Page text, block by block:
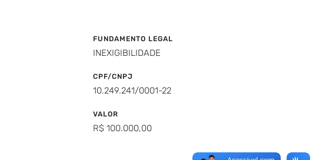
FUNDAMENTO LEGAL
INEXIGIBILIDADE
CPF/CNPJ
10.249.241/0001-22
VALOR
R$ 100.000,00